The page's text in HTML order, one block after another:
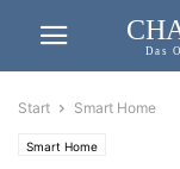
Das
Start Smart Home
Smart Home